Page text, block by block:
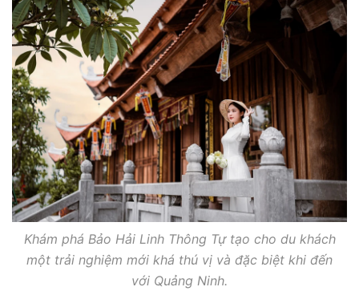
Khám phá Bảo Hải Linh Thông Tự tạo cho du khách
một trải nghiệm mới khá thú vị và đặc biệt khi đến
với Quảng Ninh.